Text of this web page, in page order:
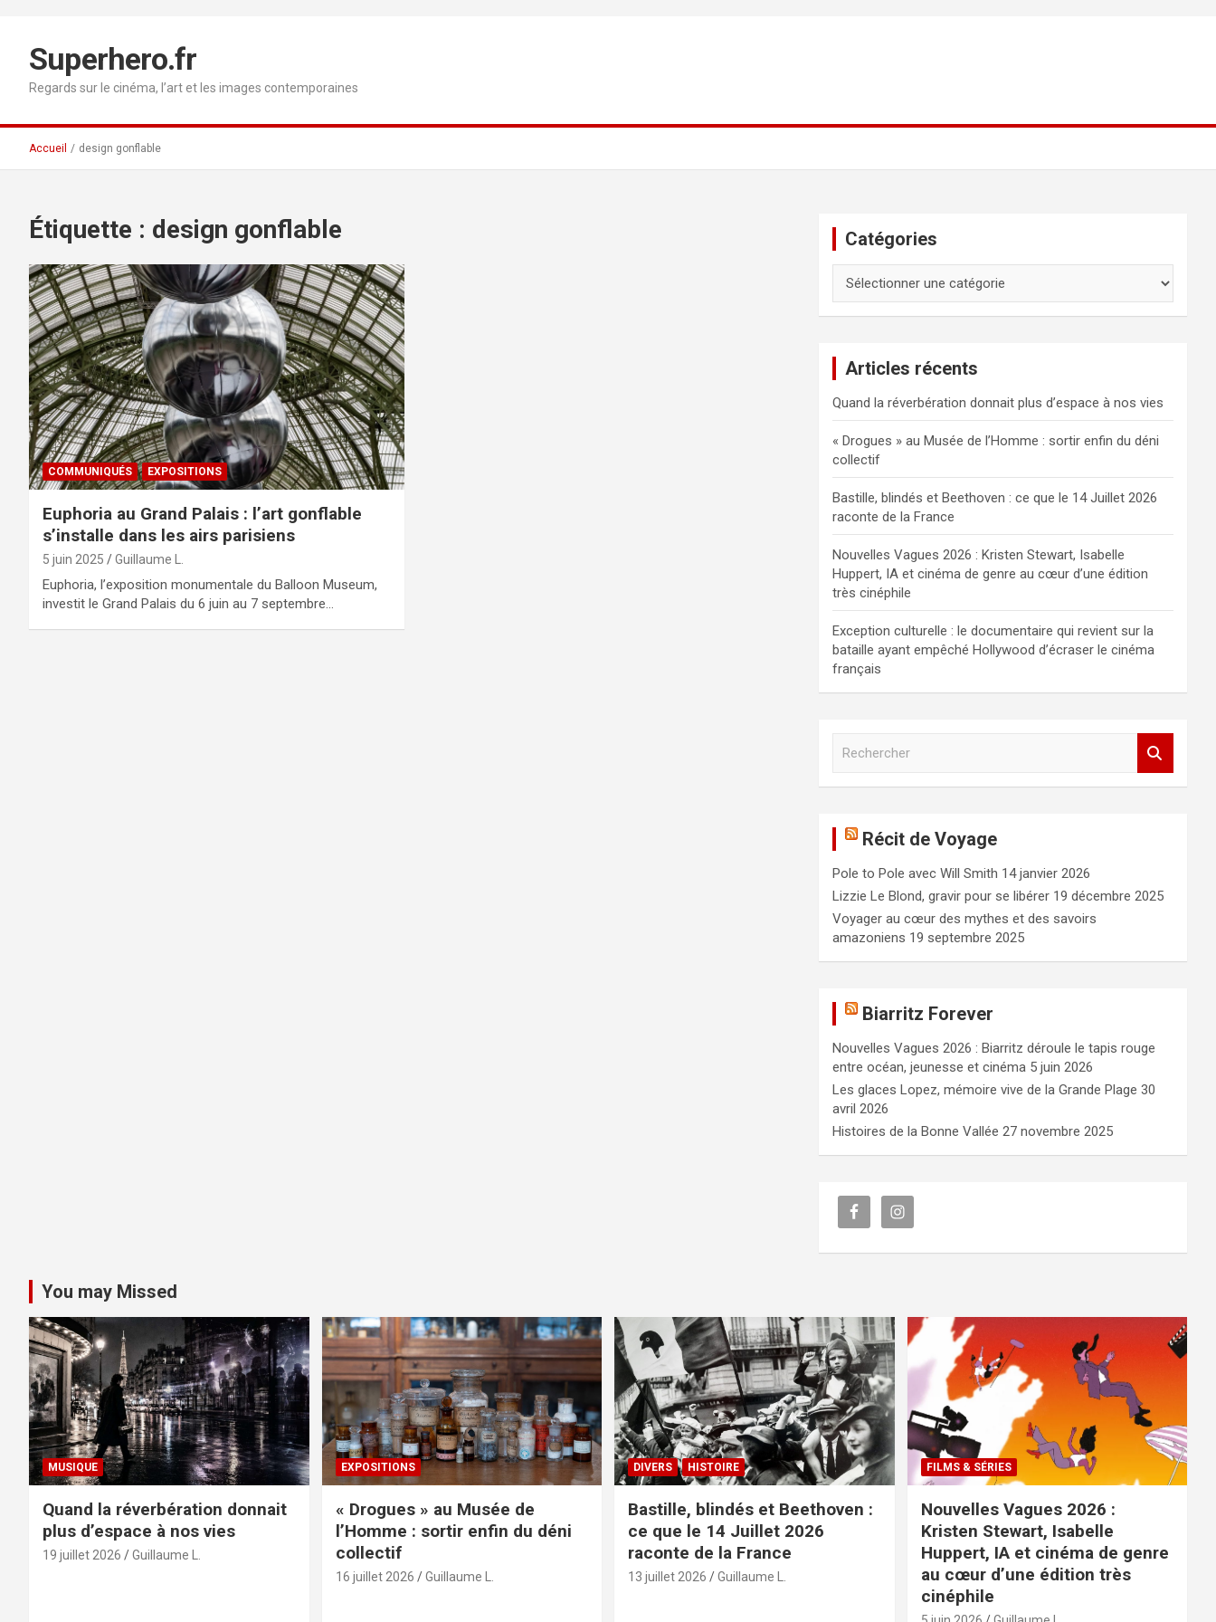
contenuSuperhero.fr
Regards sur le cinéma, l’art et les images contemporaines
Accueil design gonflable
Étiquette : design gonflable
COMMUNIQUÉS EXPOSITIONS
Euphoria au Grand Palais : l’art gonflable
s’installe dans les airs parisiens
5 juin 2025 Guillaume L.
Euphoria, l’exposition monumentale du Balloon Museum,
investit le Grand Palais du 6 juin au 7 septembre…
Catégories
Articles récents
Quand la réverbération donnait plus d’espace à nos vies
« Drogues » au Musée de l’Homme : sortir enfin du déni
collectif
Bastille, blindés et Beethoven : ce que le 14 Juillet 2026
raconte de la France
Nouvelles Vagues 2026 : Kristen Stewart, Isabelle
Huppert, IA et cinéma de genre au cœur d’une édition
très cinéphile
Exception culturelle : le documentaire qui revient sur la
bataille ayant empêché Hollywood d’écraser le cinéma
français
c
h
e
r
Récit de Voyage
Pole to Pole avec Will Smith 14 janvier 2026
Lizzie Le Blond, gravir pour se libérer 19 décembre 2025
Voyager au cœur des mythes et des savoirs
amazoniens 19 septembre 2025
Biarritz Forever
Nouvelles Vagues 2026 : Biarritz déroule le tapis rouge
entre océan, jeunesse et cinéma 5 juin 2026
Les glaces Lopez, mémoire vive de la Grande Plage 30
avril 2026
Histoires de la Bonne Vallée 27 novembre 2025
You may Missed
MUSIQUE
Quand la réverbération donnait
plus d’espace à nos vies
19 juillet 2026 Guillaume L.
EXPOSITIONS
« Drogues » au Musée de
l’Homme : sortir enfin du déni
collectif
16 juillet 2026 Guillaume L.
DIVERS HISTOIRE
Bastille, blindés et Beethoven :
ce que le 14 Juillet 2026
raconte de la France
13 juillet 2026 Guillaume L.
FILMS & SÉRIES
Nouvelles Vagues 2026 :
Kristen Stewart, Isabelle
Huppert, IA et cinéma de genre
au cœur d’une édition très
cinéphile